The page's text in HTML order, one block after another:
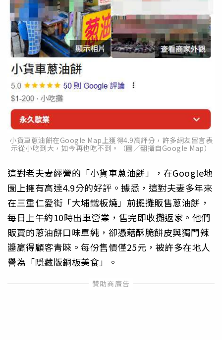
小貨車蔥油餅在Google Map上獲得4.9高評分，許多網友留言表
示從小吃到大，如今再也吃不到。（圖／翻攝自Google Map）
這對老夫妻經營的「小貨車蔥油餅」，在Google地
圖上擁有高達4.9分的好評。據悉，這對夫妻多年來
在三重仁愛街「大埔鐵板燒」前擺攤販售蔥油餅，
每日上午約10時出車營業，售完即收攤返家。他們
販賣的蔥油餅口味單純，卻憑藉酥脆餅皮與獨門辣
醬贏得顧客青睞。每份售價僅25元，被許多在地人
譽為「隱藏版銅板美食」。